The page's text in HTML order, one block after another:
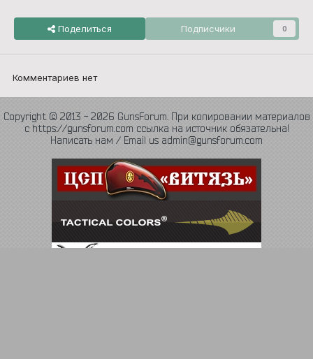
Поделиться Подписчики 0
Комментариев нет
Copyright © 2013 - 2026 GunsForum. При копировании материалов
с https://gunsforum.com ссылка на источник обязательна!
Написать нам / Email us admin@gunsforum.com